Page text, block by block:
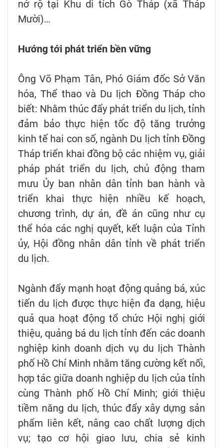
nở rộ tại Khu di tích Gò Tháp (xã Tháp
Mười)…
Hướng tới phát triển bền vững
Ông Võ Phạm Tân, Phó Giám đốc Sở Văn
hóa, Thể thao và Du lịch Đồng Tháp cho
biết: Nhằm thúc đẩy phát triển du lịch, tỉnh
đảm bảo thực hiện tốc độ tăng trưởng
kinh tế hai con số, ngành Du lịch tỉnh Đồng
Tháp triển khai đồng bộ các nhiệm vụ, giải
pháp phát triển du lịch, chủ động tham
mưu Ủy ban nhân dân tỉnh ban hành và
triển khai thực hiện nhiều kế hoạch,
chương trình, dự án, đề án cũng như cụ
thể hóa các nghị quyết, kết luận của Tỉnh
ủy, Hội đồng nhân dân tỉnh về phát triển
du lịch.
Ngành đẩy mạnh hoạt động quảng bá, xúc
tiến du lịch được thực hiện đa dạng, hiệu
quả qua hoạt động tổ chức Hội nghị giới
thiệu, quảng bá du lịch tỉnh đến các doanh
nghiệp kinh doanh dịch vụ du lịch Thành
phố Hồ Chí Minh nhằm tăng cường kết nối,
hợp tác giữa doanh nghiệp du lịch của tỉnh
cùng Thành phố Hồ Chí Minh; giới thiệu
tiềm năng du lịch, thúc đẩy xây dựng sản
phẩm liên kết, nâng cao chất lượng dịch
vụ; tạo cơ hội giao lưu, chia sẻ kinh